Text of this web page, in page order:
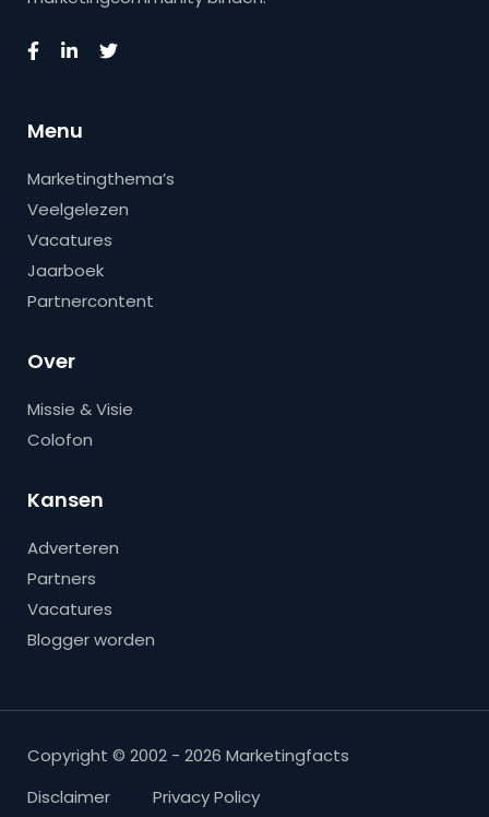
Menu
Marketingthema’s
Veelgelezen
Vacatures
Jaarboek
Partnercontent
Over
Missie & Visie
Colofon
Kansen
Adverteren
Partners
Vacatures
Blogger worden
Copyright © 2002 - 2026 Marketingfacts
Disclaimer
Privacy Policy